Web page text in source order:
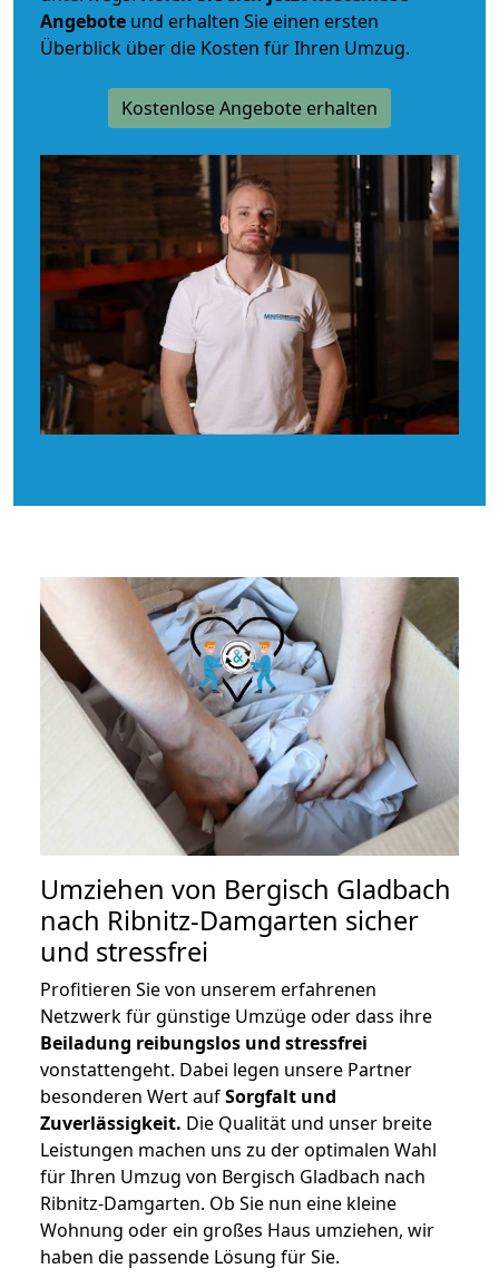
Angebote und erhalten Sie einen ersten
Überblick über die Kosten für Ihren Umzug.
Kostenlose Angebote erhalten
Umziehen von Bergisch Gladbach
nach Ribnitz-Damgarten sicher
und stressfrei
Profitieren Sie von unserem erfahrenen
Netzwerk für günstige Umzüge oder dass ihre
Beiladung reibungslos und stressfrei
vonstattengeht. Dabei legen unsere Partner
besonderen Wert aufSorgfalt und
Zuverlässigkeit. Die Qualität und unser breite
Leistungen machen uns zu der optimalen Wahl
für Ihren Umzug von Bergisch Gladbach nach
Ribnitz-Damgarten. Ob Sie nun eine kleine
Wohnung oder ein großes Haus umziehen, wir
haben die passende Lösung für Sie.